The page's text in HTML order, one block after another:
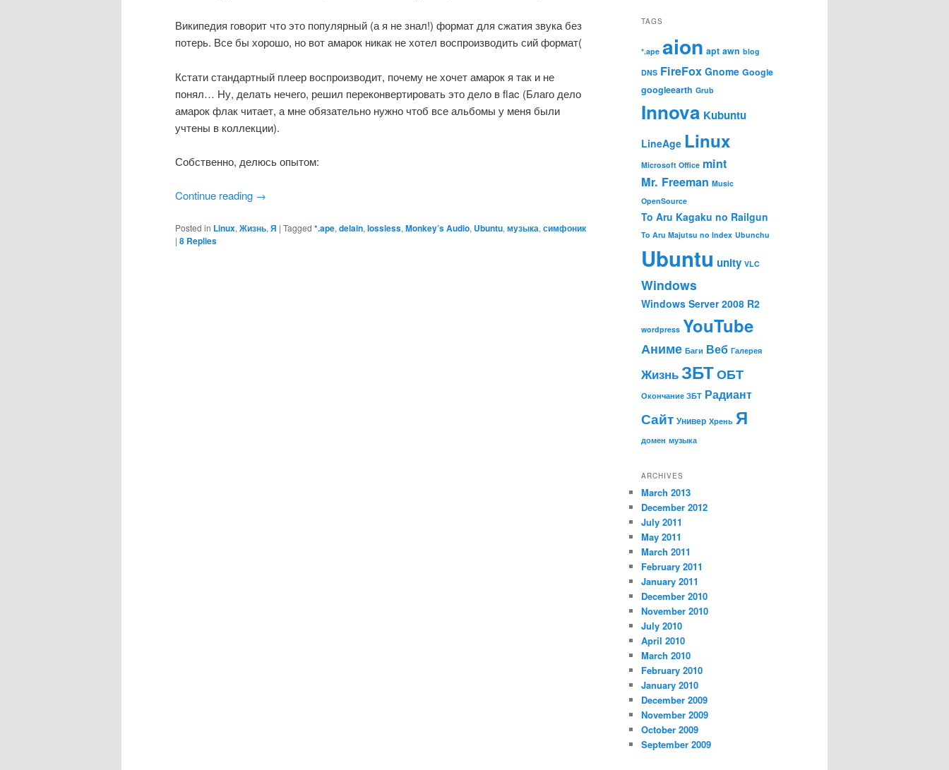
Википедия говорит что это популярный (а я не знал!) формат для сжатия звука без
потерь. Все бы хорошо, но вот амарок никак не хотел воспроизводить сий формат(
Кстати стандартный плеер воспроизводит, почему не хочет амарок я так и не
понял… Ну, делать нечего, решил переконвертировать это дело в flac (Благо дело
амарок флак читает, а мне обязательно нужно чтоб все альбомы у меня были
учтены в коллекции).
Собственно, делюсь опытом:
Continue reading →
Posted in Linux, Жизнь, Я | Tagged *.ape, delain, lossless, Monkey’s Audio, Ubuntu, музыка, симфоник
| 8 Replies
TAGS
*.ape aion apt awn blog
DNS FireFox Gnome Google
googleearth Grub
Innova Kubuntu
LineAge Linux
Microsoft Office mint
Mr. Freeman Music
OpenSource
To Aru Kagaku no Railgun
To Aru Majutsu no Index Ubunchu
Ubuntu unity VLC
Windows
Windows Server 2008 R2
wordpress YouTube
Аниме Баги Веб Галерея
ЖизньЗБТОБТ
Окончание ЗБТ Радиант
Сайт Универ Хрень Я
домен музыка
ARCHIVES
March 2013
December 2012
July 2011
May 2011
March 2011
February 2011
January 2011
December 2010
November 2010
July 2010
April 2010
March 2010
February 2010
January 2010
December 2009
November 2009
October 2009
September 2009